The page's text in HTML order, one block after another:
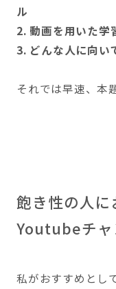
ル
2. 動画を用いた学
3. どんな人に向い
それでは早速、本
飽き性の人に
Youtubeチャ
私がおすすめとし